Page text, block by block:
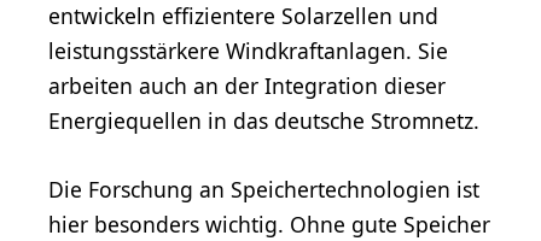
entwickeln effizientere Solarzellen und
leistungsstärkere Windkraftanlagen. Sie
arbeiten auch an der Integration dieser
Energiequellen in das deutsche Stromnetz.
Die Forschung an Speichertechnologien ist
hier besonders wichtig. Ohne gute Speicher